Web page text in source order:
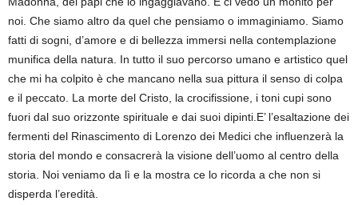
noi. Che siamo altro da quel che pensiamo o immaginiamo. Siamo
fatti di sogni, d’amore e di bellezza immersi nella contemplazione
munifica della natura. In tutto il suo percorso umano e artistico quel
che mi ha colpito è che mancano nella sua pittura il senso di colpa
e il peccato. La morte del Cristo, la crocifissione, i toni cupi sono
fuori dal suo orizzonte spirituale e dai suoi dipinti.E’ l’esaltazione dei
fermenti del Rinascimento di Lorenzo dei Medici che influenzerà la
storia del mondo e consacrerà la visione dell’uomo al centro della
storia. Noi veniamo da lì e la mostra ce lo ricorda a che non si
disperda l’eredità.